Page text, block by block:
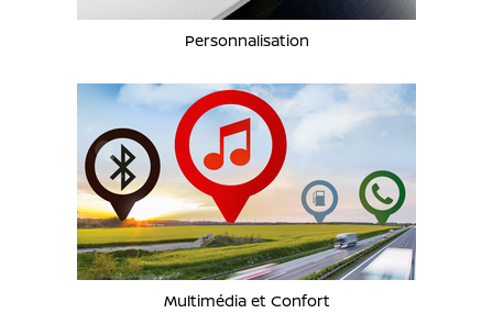
Personnalisation
Multimédia et Confort